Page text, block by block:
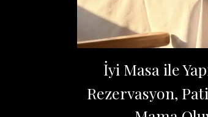
İyi Masa ile
Rezervasyon,